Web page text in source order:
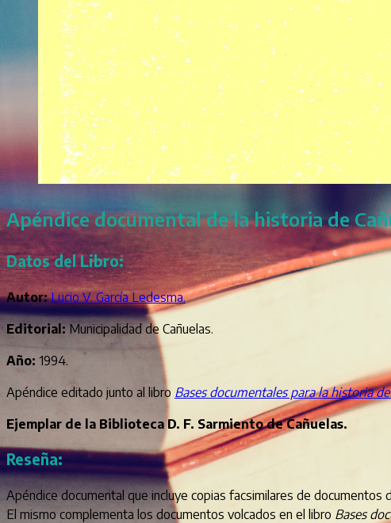
Apéndice documental de la historia de
Datos del Libro:
Autor: Lucio V. García Ledesma.
Editorial:Municipalidad de Cañuelas.
Año: 1994.
Apéndice editado junto al libro Bases documentales para la historia
Ejemplar de la Biblioteca D. F. Sarmiento de Cañuelas.
Reseña:
Apéndice documental que incluye copias facsimilares de documentos
El mismo complementa los documentos volcados en el libro Bases